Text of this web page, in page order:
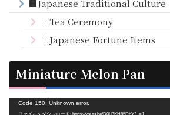
■Japanese Traditional Culture
├Tea Ceremony
├Japanese Fortune Items
Miniature Melon Pan
Code 150: Unknown error.
ファイルをダウンロード: https://youtu.be/D0LBKH85DbY?_=1